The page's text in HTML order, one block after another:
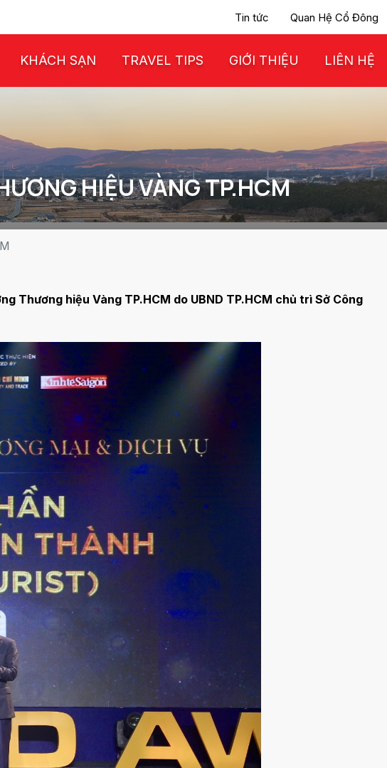
Tin tức Quan Hệ Cổ Đông
KHÁCH SẠN TRAVEL TIPS GIỚI THIỆU LIÊN HỆ
HIỆU VÀNG TP.HCM
Thương hiệu Vàng TP.HCM do UBND TP.HCM chủ trì Sở Công